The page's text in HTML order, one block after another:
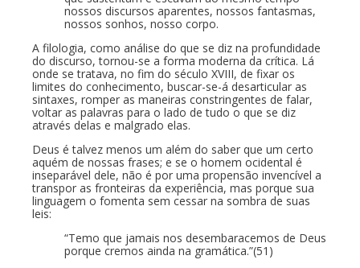
nossos discursos aparentes, nossos fantasmas,
nossos sonhos, nosso corpo.
A filologia, como análise do que se diz na profundidade
do discurso, tornou-se a forma moderna da crítica. Lá
onde se tratava, no fim do século XVIII, de fixar os
limites do conhecimento, buscar-se-á desarticular as
sintaxes, romper as maneiras constringentes de falar,
voltar as palavras para o lado de tudo o que se diz
através delas e malgrado elas.
Deus é talvez menos um além do saber que um certo
aquém de nossas frases; e se o homem ocidental é
inseparável dele, não é por uma propensão invencível a
transpor as fronteiras da experiência, mas porque sua
linguagem o fomenta sem cessar na sombra de suas
leis:
“Temo que jamais nos desembaracemos de Deus
porque cremos ainda na gramática.”(51)